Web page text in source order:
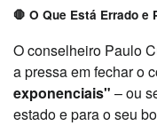
🛑 O Que Está Errado e
O conselheiro Paulo
a pressa em fechar o
exponenciais" – ou
estado e para o seu